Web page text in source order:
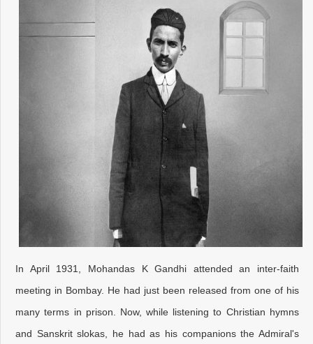
In April 1931, Mohandas K Gandhi attended an inter-faith
meeting in Bombay. He had just been released from one of his
many terms in prison. Now, while listening to Christian hymns
and Sanskrit slokas, he had as his companions the Admiral's